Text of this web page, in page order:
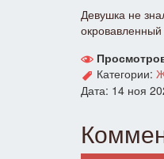
Девушка не
Категории:
Дата: 14 ноя